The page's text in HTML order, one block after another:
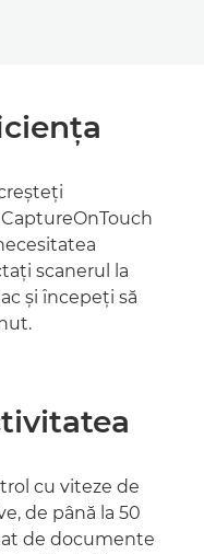
scanerul la
şi începeţi să
cu viteze de
de până la 50
de documente